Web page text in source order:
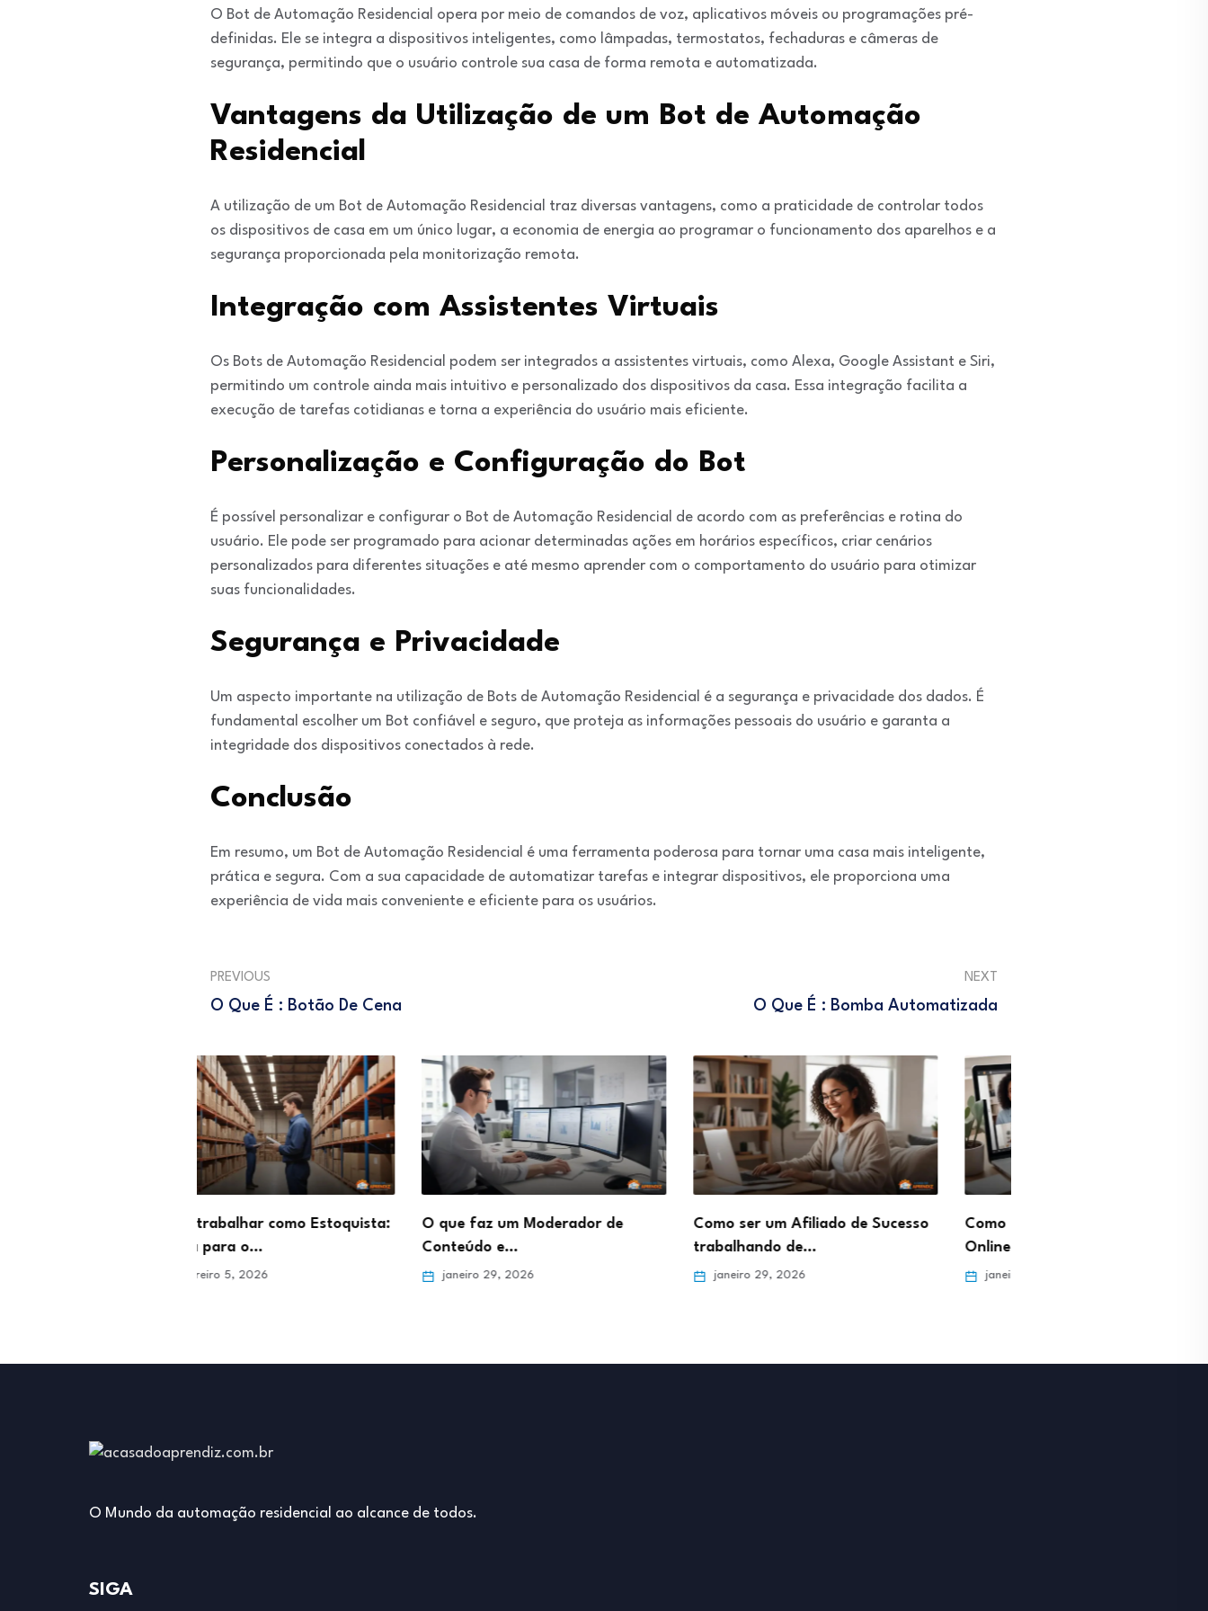
O Bot de Automação Residencial opera por meio de comandos de voz, aplicativos móveis ou programações pré-
definidas. Ele se integra a dispositivos inteligentes, como lâmpadas, termostatos, fechaduras e câmeras de
segurança, permitindo que o usuário controle sua casa de forma remota e automatizada.
Vantagens da Utilização de um Bot de Automação
Residencial
A utilização de um Bot de Automação Residencial traz diversas vantagens, como a praticidade de controlar todos
os dispositivos de casa em um único lugar, a economia de energia ao programar o funcionamento dos aparelhos e a
segurança proporcionada pela monitorização remota.
Integração com Assistentes Virtuais
Os Bots de Automação Residencial podem ser integrados a assistentes virtuais, como Alexa, Google Assistant e Siri,
permitindo um controle ainda mais intuitivo e personalizado dos dispositivos da casa. Essa integração facilita a
execução de tarefas cotidianas e torna a experiência do usuário mais eficiente.
Personalização e Configuração do Bot
É possível personalizar e configurar o Bot de Automação Residencial de acordo com as preferências e rotina do
usuário. Ele pode ser programado para acionar determinadas ações em horários específicos, criar cenários
personalizados para diferentes situações e até mesmo aprender com o comportamento do usuário para otimizar
suas funcionalidades.
Segurança e Privacidade
Um aspecto importante na utilização de Bots de Automação Residencial é a segurança e privacidade dos dados. É
fundamental escolher um Bot confiável e seguro, que proteja as informações pessoais do usuário e garanta a
integridade dos dispositivos conectados à rede.
Conclusão
Em resumo, um Bot de Automação Residencial é uma ferramenta poderosa para tornar uma casa mais inteligente,
prática e segura. Com a sua capacidade de automatizar tarefas e integrar dispositivos, ele proporciona uma
experiência de vida mais conveniente e eficiente para os usuários.
PREVIOUS
O Que É : Botão De Cena
NEXT
O Que É : Bomba Automatizada
O que faz um Moderador de
Conteúdo e…
janeiro 29, 2026
Como ser um Afiliado de Sucesso
trabalhando de…
janeiro 29, 2026
Como dar Aulas Particulares
Online e viver do…
janeiro 29, 2026
O Mundo da automação residencial ao alcance de todos.
SIGA